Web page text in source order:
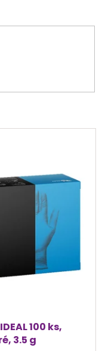
100 ks,
3.5 g